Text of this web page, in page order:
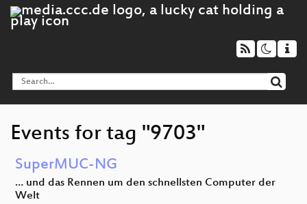
Events for tag "9703"
SuperMUC-NG
… und das Rennen um den schnellsten Computer der
Welt